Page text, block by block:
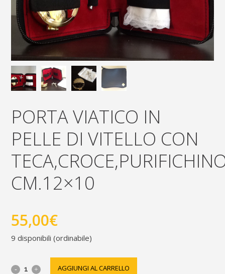
PORTA VIATICO IN
PELLE DI VITELLO CON
CM.12×10
55,00€
9 disponibili (ordinabile)
Porta
AGGIUNGI AL CARRELLO